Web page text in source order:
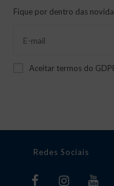
Fique por dentro das
Aceitar termos do
Redes Sociais